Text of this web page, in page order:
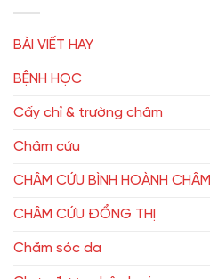
BÀI VIẾT HAY
BỆNH HỌC
Cấy chỉ & trường châm
Châm cứu
CHÂM CỨU BÌNH HOÀNH CHÂM
CHÂM CỨU ĐỔNG THỊ
Chăm sóc da